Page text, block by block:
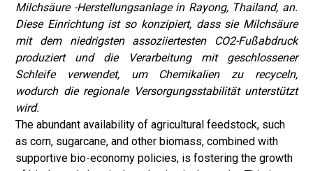
Milchsäure -Herstellungsanlage in Rayong, Thailand, an.
Diese Einrichtung ist so konzipiert, dass sie Milchsäure
mit dem niedrigsten assoziiertesten CO2-Fußabdruck
produziert und die Verarbeitung mit geschlossener
Schleife verwendet, um Chemikalien zu recyceln,
wodurch die regionale Versorgungsstabilität unterstützt
wird.
The abundant availability of agricultural feedstock, such
as corn, sugarcane, and other biomass, combined with
supportive bio-economy policies, is fostering the growth